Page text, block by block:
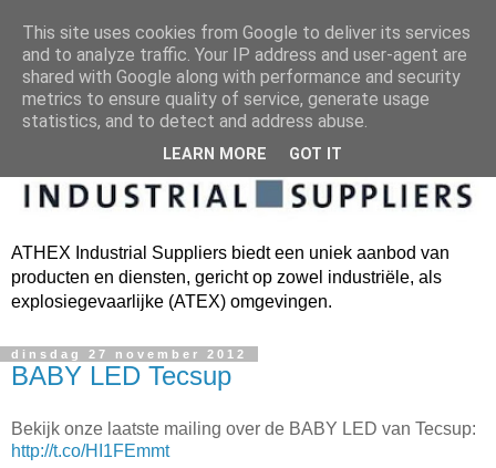
ATHEX Industrial Suppliers biedt een uniek aanbod van
producten en diensten, gericht op zowel industriële, als
explosiegevaarlijke (ATEX) omgevingen.
dinsdag 27 november 2012
BABY LED Tecsup
Bekijk onze laatste mailing over de BABY LED van Tecsup:
http://t.co/HI1FEmmt
This site uses cookies from Google to deliver its services
and to analyze traffic. Your IP address and user-agent are
shared with Google along with performance and security
metrics to ensure quality of service, generate usage
statistics, and to detect and address abuse.
LEARN MORE GOT IT